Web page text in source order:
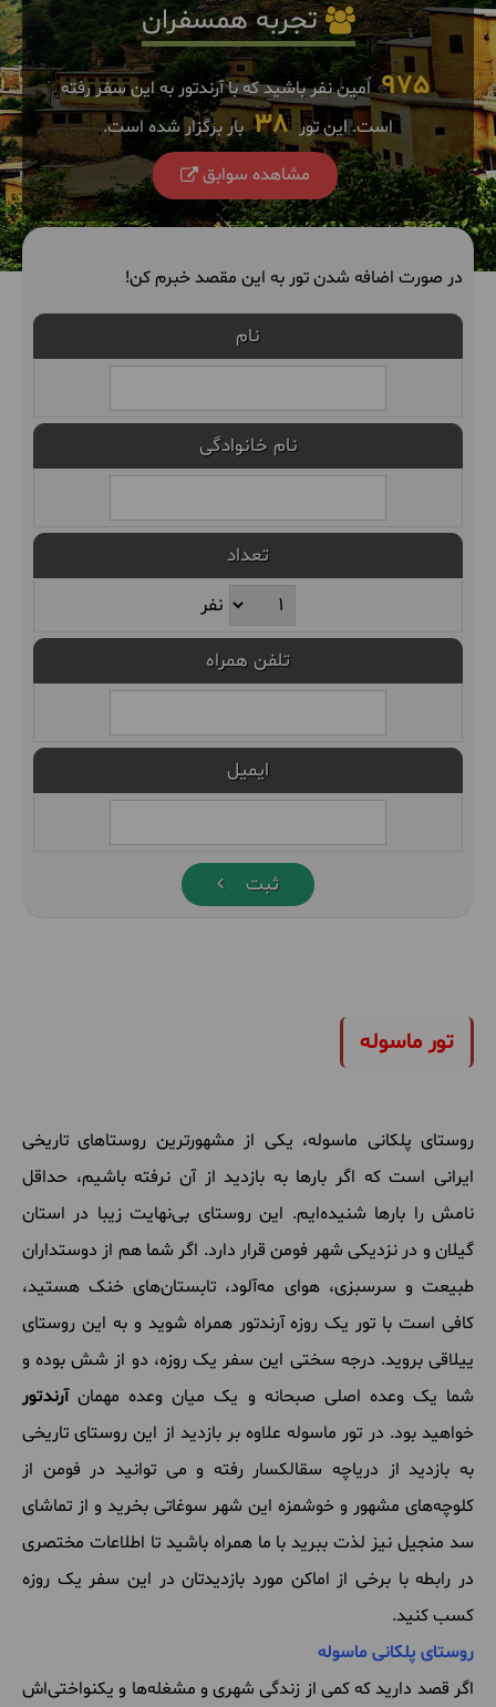
تجربه همسفران
975 اٌمین نفر باشید که با آرندتور به این سفر رفته
است. این تور 38 بار برگزار شده است.
مشاهده سوابق
در صورت اضافه شدن تور به این مقصد خبرم کن!
نام
نام خانوادگی
تعداد
نفر
تلفن همراه
ایمیل
ثبت
تور ماسوله
روستای پلکانی ماسوله، یکی از مشهورترین روستاهای تاریخی
ایرانی است که اگر بارها به بازدید از آن نرفته باشیم، حداقل
نامش را بارها شنیده‌ایم. این روستای بی‌نهایت زیبا در استان
گیلان و در نزدیکی شهر فومن قرار دارد. اگر شما هم از دوستداران
طبیعت و سرسبزی، هوای مه‌آلود، تابستان‌های خنک هستید،
کافی است با تور یک روزه آرندتور همراه شوید و به این روستای
ییلاقی بروید. درجه سختی این سفر یک روزه، دو از شش بوده و
شما یک وعده اصلی صبحانه و یک میان وعده مهمانآرندتور
خواهید بود. در تور ماسوله علاوه بر بازدید از این روستای تاریخی
به بازدید از دریاچه سقالکسار رفته و می توانید در فومن از
کلوچه‌های مشهور و خوشمزه این شهر سوغاتی بخرید و از تماشای
سد منجیل نیز لذت ببرید با ما همراه باشید تا اطلاعات مختصری
در رابطه با برخی از اماکن مورد بازدیدتان در این سفر یک روزه
کسب کنید.
روستای پلکانی ماسوله
اگر قصد دارید که کمی از زندگی شهری و مشغله‌ها و یکنواختی‌اش